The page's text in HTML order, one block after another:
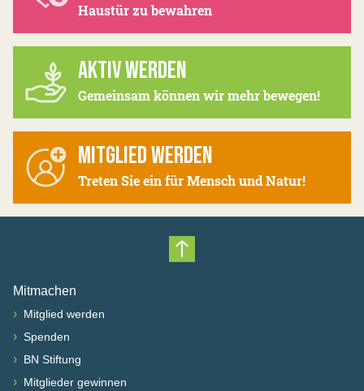
Haustür zu bewahren
AKTIV WERDEN
Gemeinsam können wir mehr bewegen!
MITGLIED WERDEN
Treten Sie ein für Mensch und Natur!
Nach oben scrollen
Mitmachen
› Mitglied werden
› Spenden
› BN Stiftung
› Mitglieder gewinnen